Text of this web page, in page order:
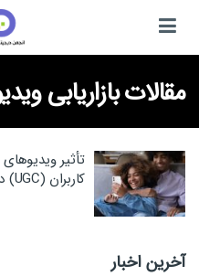
مقالات بازاریابی
تأثیر
کاربران (UGC) در بازاریابی دیجیتال
آخرین اخبار